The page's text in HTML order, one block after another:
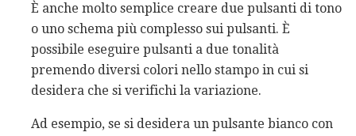
È anche molto semplice creare due pulsanti di tono
o uno schema più complesso sui pulsanti. È
possibile eseguire pulsanti a due tonalità
premendo diversi colori nello stampo in cui si
desidera che si verifichi la variazione.
Ad esempio, se si desidera un pulsante bianco con